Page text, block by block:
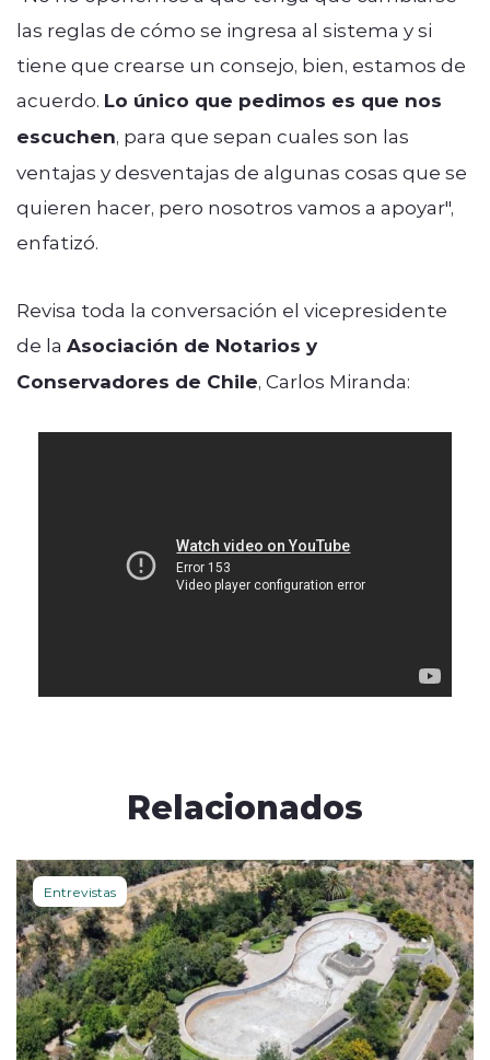
las reglas de cómo se ingresa al sistema y si
tiene que crearse un consejo, bien, estamos de
acuerdo. Lo único que pedimos es que nos
escuchen, para que sepan cuales son las
ventajas y desventajas de algunas cosas que se
quieren hacer, pero nosotros vamos a apoyar",
enfatizó.
Revisa toda la conversación el vicepresidente
de la Asociación de Notarios y
Conservadores de Chile, Carlos Miranda:
Relacionados
Entrevistas